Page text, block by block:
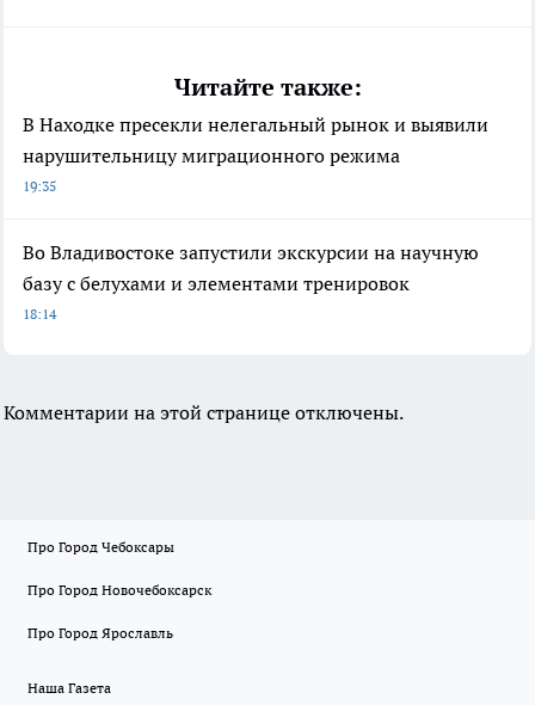
Читайте также:
В Находке пресекли нелегальный рынок и выявили
нарушительницу миграционного режима
19:35
Во Владивостоке запустили экскурсии на научную
базу с белухами и элементами тренировок
18:14
Комментарии на этой странице отключены.
Про Город Чебоксары
Про Город Новочебоксарск
Про Город Ярославль
Наша Газета